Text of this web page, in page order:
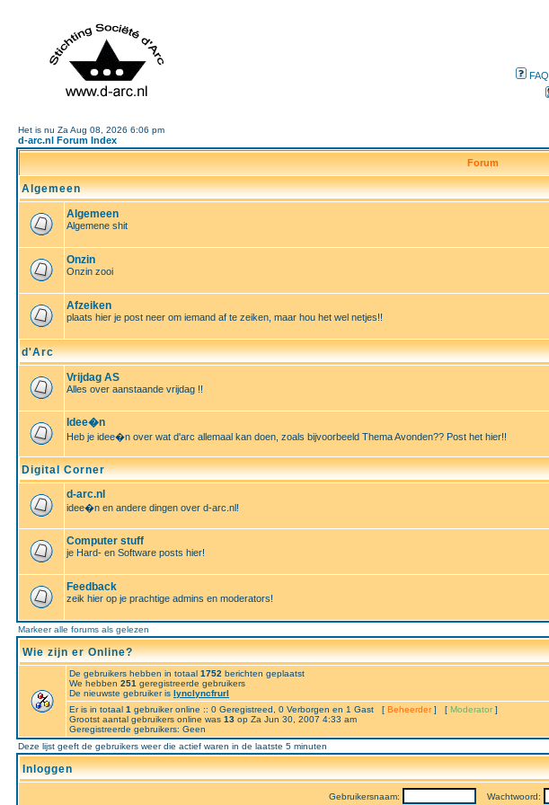
FAQ
Het is nu Za Aug 08, 2026 6:06 pm
d-arc.nl Forum Index
Forum
Algemeen
Algemeen
Algemene shit
Onzin
Onzin zooi
Afzeiken
plaats hier je post neer om iemand af te zeiken, maar hou het wel netjes!!
d'Arc
Vrijdag AS
Alles over aanstaande vrijdag !!
Idee�n
Heb je idee�n over wat d'arc allemaal kan doen, zoals bijvoorbeeld Thema Avonden?? Post het hier!!
Digital Corner
d-arc.nl
idee�n en andere dingen over d-arc.nl!
Computer stuff
je Hard- en Software posts hier!
Feedback
zeik hier op je prachtige admins en moderators!
Markeer alle forums als gelezen
Wie zijn er Online?
De gebruikers hebben in totaal 1752 berichten geplaatst
We hebben 251 geregistreerde gebruikers
De nieuwste gebruiker is lynclyncfrurl
Er is in totaal 1 gebruiker online :: 0 Geregistreed, 0 Verborgen en 1 Gast [ Beheerder ] [ Moderator ]
Grootst aantal gebruikers online was 13 op Za Jun 30, 2007 4:33 am
Geregistreerde gebruikers: Geen
Deze lijst geeft de gebruikers weer die actief waren in de laatste 5 minuten
Inloggen
Gebruikersnaam: Wachtwoord: